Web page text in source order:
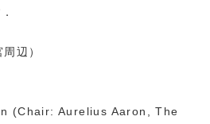
辺）
(Chair: Aurelius Aaron, The